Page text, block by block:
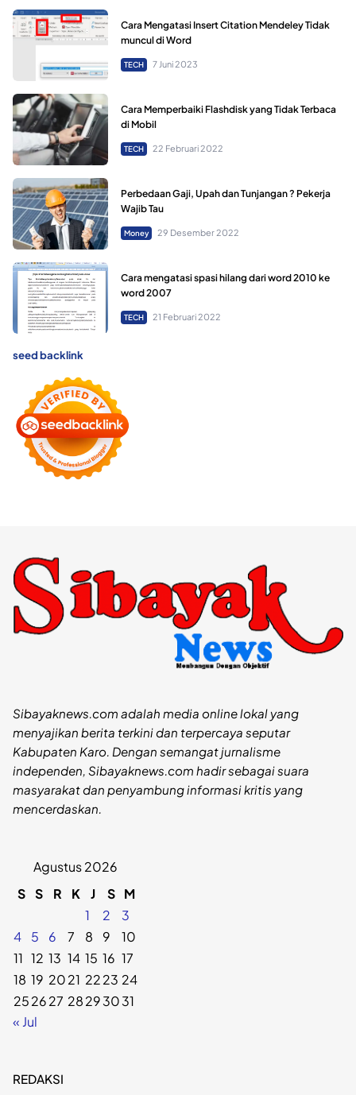
Cara Mengatasi Insert Citation Mendeley Tidak
muncul di Word
TECH 7 Juni 2023
Cara Memperbaiki Flashdisk yang Tidak Terbaca
di Mobil
TECH 22 Februari 2022
Perbedaan Gaji, Upah dan Tunjangan ? Pekerja
Wajib Tau
Money 29 Desember 2022
Cara mengatasi spasi hilang dari word 2010 ke
word 2007
TECH 21 Februari 2022
seed backlink
Sibayaknews.com adalah media online lokal yang
menyajikan berita terkini dan terpercaya seputar
Kabupaten Karo. Dengan semangat jurnalisme
independen, Sibayaknews.com hadir sebagai suara
masyarakat dan penyambung informasi kritis yang
mencerdaskan.
Agustus 2026
S S R K J S M
1
2
3
4
5 6 7 8 9
10
11 12 13 14 15 16 17
18 19 2021 2223 24
252627 28293031
« Jul
REDAKSI